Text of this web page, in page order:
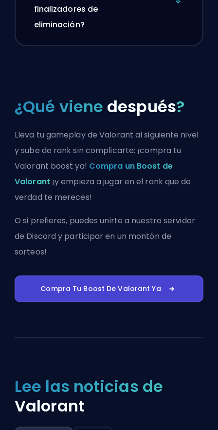
finalizadores de
eliminación?
¿Qué viene después?
Lleva tu gameplay de Valorant al siguiente nivel
y sube de rank sin complicarte: ¡compra tu
Valorant boost ya! Compra un Boost de
Valorant ¡y empieza a jugar en el rank que de
verdad te mereces!
O si prefieres, puedesunirte a nuestro servidor
de Discord y participar en un montón de
sorteos!
Compra Tu Boost De Valorant Ya
Lee las noticias de
Valorant